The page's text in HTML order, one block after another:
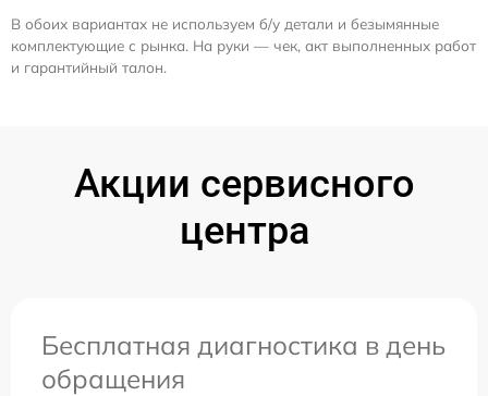
В обоих вариантах не используем б/у детали и безымянные
комплектующие с рынка. На руки — чек, акт выполненных работ
и гарантийный талон.
Акции сервисного
центра
Бесплатная диагностика в день
обращения